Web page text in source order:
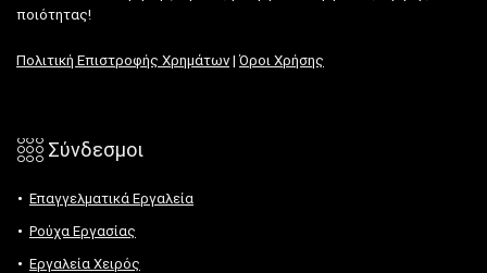
ποιότητας!
Πολιτική Επιστροφής Χρημάτων | Όροι Χρήσης
𓃑 Σύνδεσμοι
Επαγγελματικά Εργαλεία
Ρούχα Εργασίας
Εργαλεία Χειρός